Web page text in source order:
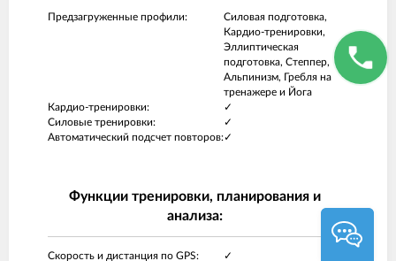
Предзагруженные профили:
Силовая подготовка,
Кардио-тренировки,
Эллиптическая
подготовка, Степпер,
Альпинизм, Гребля на
тренажере и Йога
Кардио-тренировки:
✓
Силовые тренировки:
✓
Автоматический подсчет повторов:✓
Функции тренировки, планирования и
анализа:
Скорость и дистанция по GPS: ✓